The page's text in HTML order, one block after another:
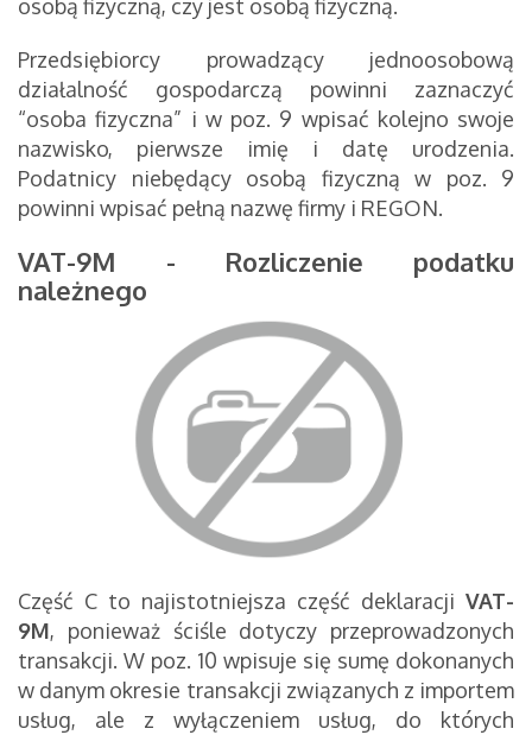
osobą fizyczną, czy jest osobą fizyczną.
Przedsiębiorcy prowadzący jednoosobową
działalność gospodarczą powinni zaznaczyć
“osoba fizyczna” i w poz. 9 wpisać kolejno swoje
nazwisko, pierwsze imię i datę urodzenia.
Podatnicy niebędący osobą fizyczną w poz. 9
powinni wpisać pełną nazwę firmy i REGON.
VAT-9M - Rozliczenie podatku
należnego
Część C to najistotniejsza część deklaracji VAT-
9M, ponieważ ściśle dotyczy przeprowadzonych
transakcji. W poz. 10 wpisuje się sumę dokonanych
w danym okresie transakcji związanych z importem
usług, ale z wyłączeniem usług, do których